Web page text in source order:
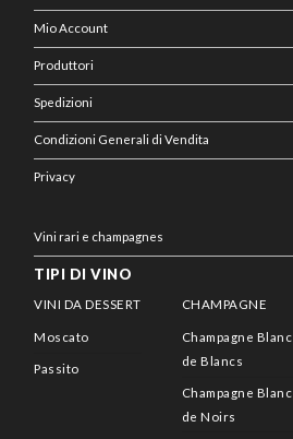
Mio Account
Produttori
Spedizioni
Condizioni Generali di Vendita
Privacy
Vini rari e champagnes
TIPI DI VINO
VINI DA DESSERT
Moscato
Passito
CHAMPAGNE
Champagne Blanc
de Blancs
Champagne Blanc
de Noirs